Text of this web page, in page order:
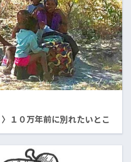
１０万年前に別れたいとこ